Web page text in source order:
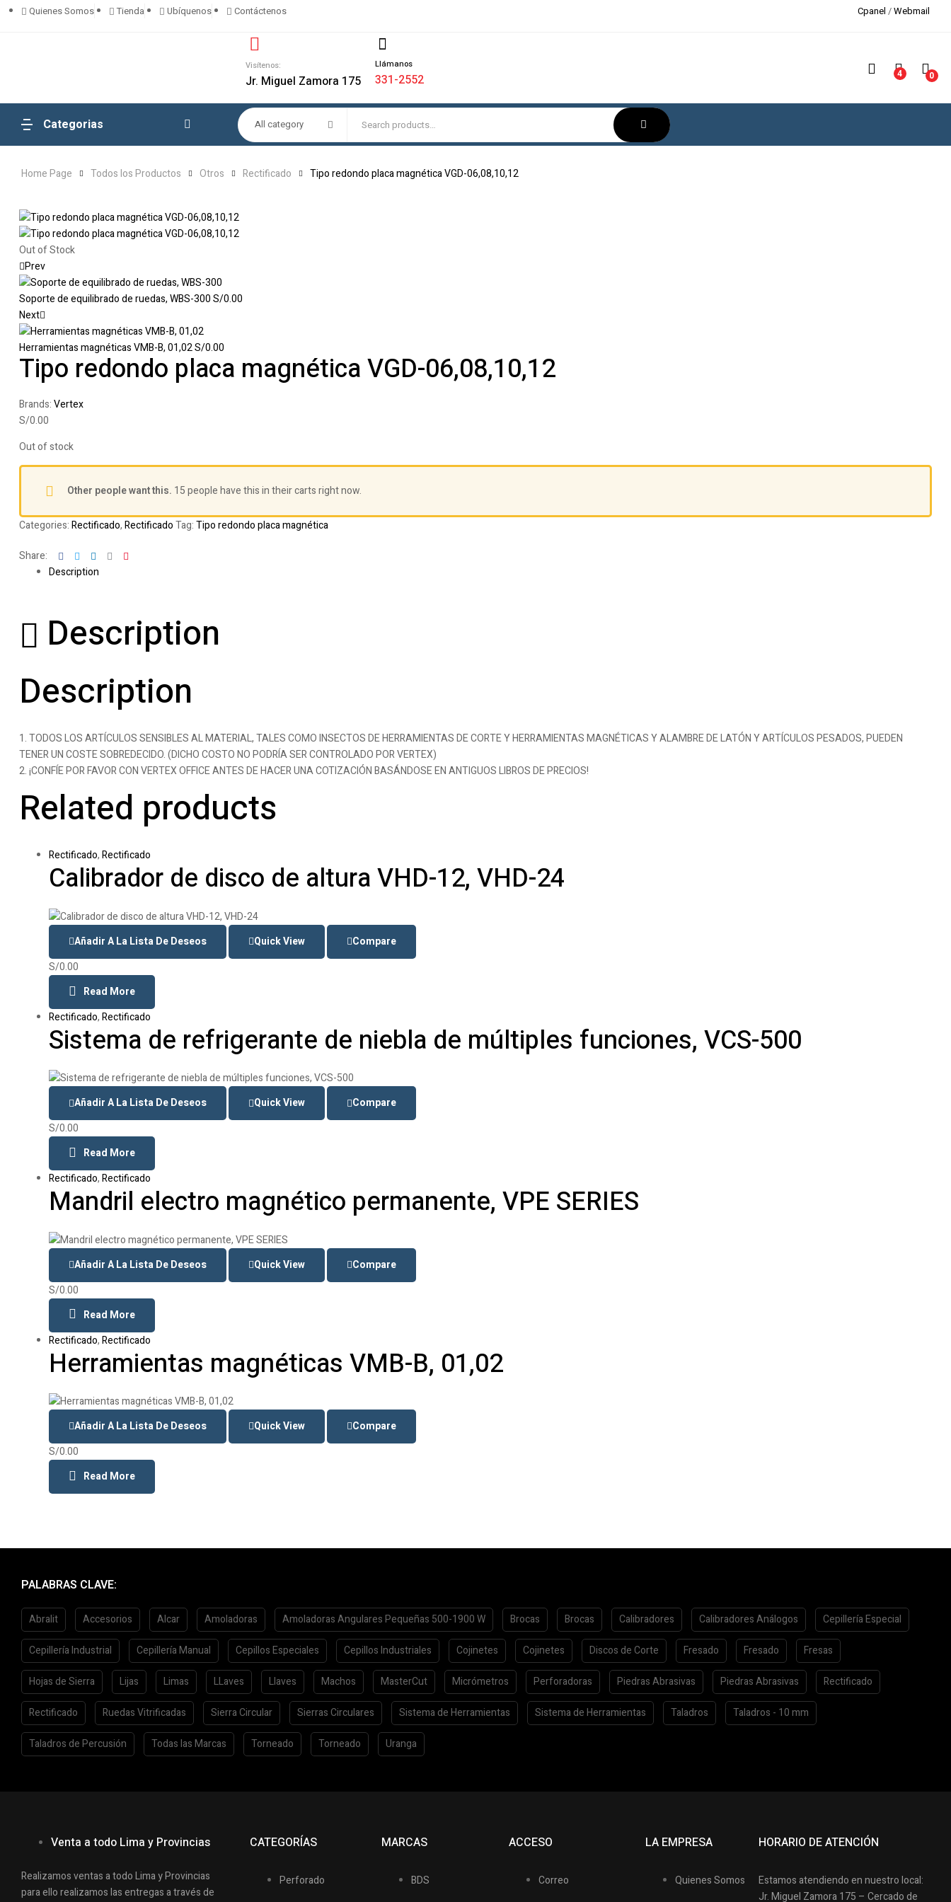
Quienes Somos Tienda Ubíquenos Contáctenos Cpanel /Webmail
Visítenos:
Jr. Miguel Zamora 175
Llámanos
331-2552 4 0
Categorias All category
Home Page Todos los Productos Otros Rectificado Tipo redondo placa magnética VGD-06,08,10,12
Out of Stock
Prev
Soporte de equilibrado de ruedas, WBS-300S/0.00
Next
Herramientas magnéticas VMB-B, 01,02S/0.00
Tipo redondo placa magnética VGD-06,08,10,12
Brands:Vertex
S/0.00
Out of stock
Other people want this. 15 people have this in their carts right now.
Categories:Rectificado,RectificadoTag:Tipo redondo placa magnética
Share: FacebookTwitterLinkedinGoogle+
Description
Description
Description
1. TODOS LOS ARTÍCULOS SENSIBLES AL MATERIAL, TALES COMO INSECTOS DE HERRAMIENTAS DE CORTE Y HERRAMIENTAS MAGNÉTICAS Y ALAMBRE DE LATÓN Y ARTÍCULOS PESADOS, PUEDEN
TENER UN COSTE SOBREDECIDO. (DICHO COSTO NO PODRÍA SER CONTROLADO POR VERTEX)
2. ¡CONFÍE POR FAVOR CON VERTEX OFFICE ANTES DE HACER UNA COTIZACIÓN BASÁNDOSE EN ANTIGUOS LIBROS DE PRECIOS!
Related products
Rectificado,Rectificado
Calibrador de disco de altura VHD-12, VHD-24
Añadir A La Lista De Deseos Quick View
Compare
S/0.00
Read More
Rectificado,Rectificado
Sistema de refrigerante de niebla de múltiples funciones, VCS-500
Añadir A La Lista De Deseos Quick View
Compare
S/0.00
Read More
Rectificado,Rectificado
Mandril electro magnético permanente, VPE SERIES
Añadir A La Lista De Deseos Quick View
Compare
S/0.00
Read More
Rectificado,Rectificado
Herramientas magnéticas VMB-B, 01,02
Añadir A La Lista De Deseos Quick View
Compare
S/0.00
Read More
PALABRAS CLAVE:
Abralit Accesorios Alcar Amoladoras Amoladoras Angulares Pequeñas 500-1900 W Brocas Brocas Calibradores Calibradores Análogos Cepillería Especial
Cepillería Industrial Cepillería Manual Cepillos Especiales Cepillos Industriales Cojinetes Cojinetes Discos de Corte Fresado Fresado Fresas
Hojas de Sierra Lijas Limas LLaves Llaves Machos MasterCut Micrómetros Perforadoras Piedras Abrasivas Piedras Abrasivas Rectificado
Rectificado Ruedas Vitrificadas Sierra Circular Sierras Circulares Sistema de Herramientas Sistema de Herramientas Taladros Taladros - 10 mm
Taladros de Percusión Todas las Marcas Torneado Torneado Uranga
Venta a todo Lima y Provincias
Realizamos ventas a todo Lima y Provincias
para ello realizamos las entregas a través de
CATEGORÍAS
Perforado
MARCAS
BDS
ACCESO
Correo
LA EMPRESA
Quienes Somos
HORARIO DE ATENCIÓN
Estamos atendiendo en nuestro local:
Jr. Miguel Zamora 175 – Cercado de